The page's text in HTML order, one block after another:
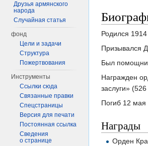
Родился
Призывался
Был
Награжден
заслуги»
Погиб 12 мая
Награды
Орден
Друзья армянского
народа
Случайная статья
фонд
Цели и задачи
Структура
Пожертвования
Инструменты
Ссылки сюда
Связанные правки
Спецстраницы
Версия для печати
Постоянная ссылка
Сведения
о странице